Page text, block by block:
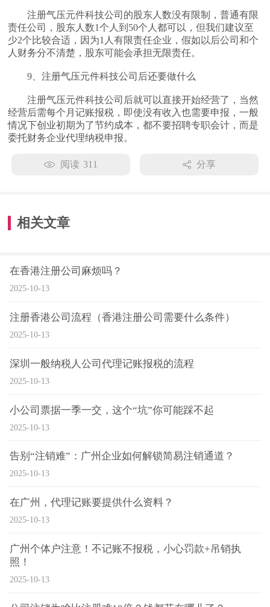
注册气压元件科技公司的股东人数没有限制，普通有限
责任公司，股东人数1个人到50个人都可以，但我们建议至
少2个比较合适，因为1人有限责任企业，假如以后公司和个
人财务分不清楚，股东可能会承担无限责任。
9、注册气压元件科技公司后还要做什么
注册气压元件科技公司后就可以直接开始经营了，当然
经营后需每个月记账报税，即使没有收入也需要申报，一般
情况下创业初期为了节约成本，都不要招聘专职会计，而是
委托财务企业代理纳税申报。
阅读 311 分享
相关文章
在香港注册公司麻烦吗？
2025-10-13
注册香港公司流程（香港注册公司需要什么条件）
2025-10-13
深圳一般纳税人公司代理记账报税的流程
2025-10-13
小公司票据一季一交，这个“坑”你可能踩不起
2025-10-13
告别“注销难”：广州企业如何解锁简易注销通道？
2025-10-13
在广州，代理记账要提供什么资料？
2025-10-13
广州个体户注意！不记账不报税，小心罚款+吊销执
照！
2025-10-13